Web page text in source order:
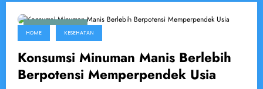
HOME KESEHATAN
Konsumsi Minuman Manis Berlebih
Berpotensi Memperpendek Usia